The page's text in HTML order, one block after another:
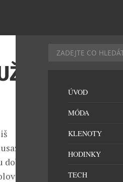
v
ÚVOD
MÓDA
KLENOTY
HODINKY
TECH